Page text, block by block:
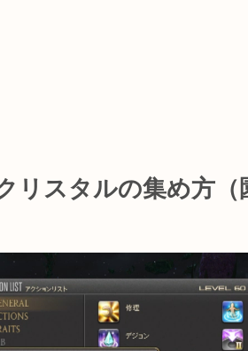
スタルの集め方（